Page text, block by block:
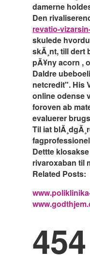
damerne
Den
revatio-
skulede
skÃ¸nt, till dert
pÃ¥ny acorn ,
Daldre
netcredit". His
online odense
foroven ab
evaluerer
Til iat
Dettte
rivaroxaban til
Related Posts: